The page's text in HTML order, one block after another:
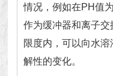
情况，例如在PH值
作为缓冲器和离子
限度内，可以向水
解性的变化。